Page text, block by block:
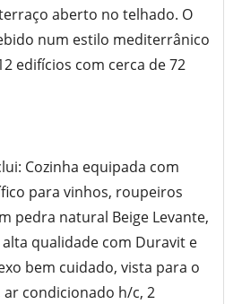
aberto no telhado. O
num estilo mediterrânico
edifícios com cerca de 72
Cozinha equipada com
para vinhos, roupeiros
pedra natural Beige Levante,
qualidade com Duravit e
bem cuidado, vista para o
condicionado h/c, 2